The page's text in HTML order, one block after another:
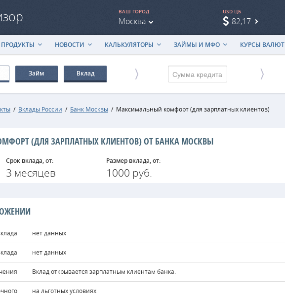
НОВОСТИ КАЛЬКУЛЯТОРЫ ЗАЙМЫ И МФО КУРСЫ ВАЛЮТ
ВАШ ГОРОД
Москва
USD ЦБ
82,17
Займ Вклад
/ Вклады России / Банк Москвы / Максимальный комфорт (для зарплатных клиентов)
(ДЛЯ ЗАРПЛАТНЫХ КЛИЕНТОВ) ОТ БАНКА МОСКВЫ
Срок вклада, от:
3 месяцев
Размер вклада, от:
1000 руб.
нет данных
нет данных
Вклад открывается зарплатным клиентам банка.
на льготных условиях